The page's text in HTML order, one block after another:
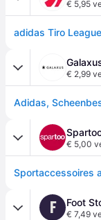
€ 5,95
adidas Tiro
€ 2,99
Adidas,
€ 5,00
Sportaccessoires
F Foot
€ 7,49